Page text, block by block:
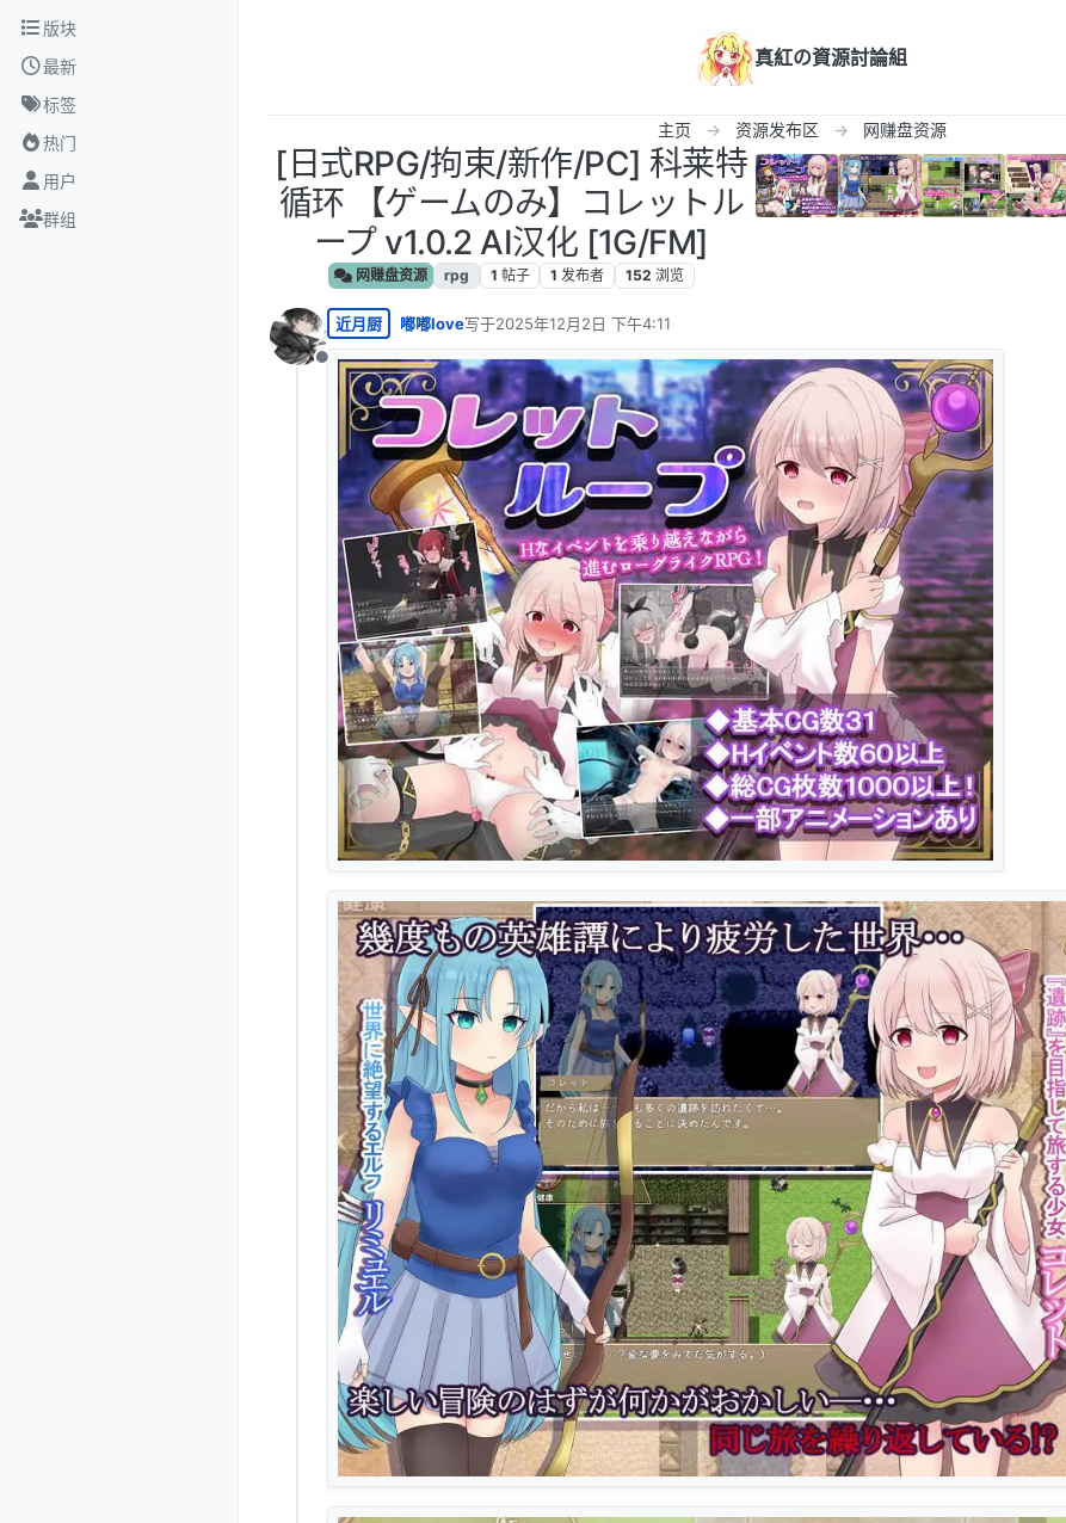
跳转至内容
版块
最新
标签
热门
用户
群组
真紅の資源討論組
主页 资源发布区 网赚盘资源
[日式RPG/拘束/新作/PC] 科莱特
循环 【ゲームのみ】コレットル
ープ v1.0.2 AI汉化 [1G/FM]
网赚盘资源 rpg 1 帖子 1 发布者 152 浏览
离线
近月厨 嘟嘟love写于2025年12月2日 下午4:11
最后由 编辑